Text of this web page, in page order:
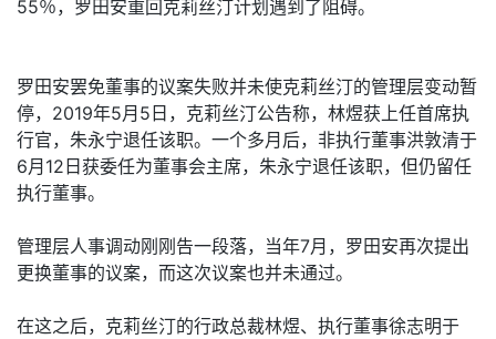
55％，罗田安重回克莉丝汀计划遇到了阻碍。
罗田安罢免董事的议案失败并未使克莉丝汀的管理层变动暂
停，2019年5月5日，克莉丝汀公告称，林煜获上任首席执
行官，朱永宁退任该职。一个多月后，非执行董事洪敦清于
6月12日获委任为董事会主席，朱永宁退任该职，但仍留任
执行董事。
管理层人事调动刚刚告一段落，当年7月，罗田安再次提出
更换董事的议案，而这次议案也并未通过。
在这之后，克莉丝汀的行政总裁林煜、执行董事徐志明于